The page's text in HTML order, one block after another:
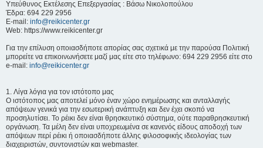
Υπεύθυνος Εκτέλεσης Επεξεργασίας : Βάσω Νικολοπούλου
Έδρα: 694 229 2956
E-mail: info@reikicenter.gr
Web: https://www.reikicenter.gr
Για την επίλυση οποιασδήποτε απορίας σας σχετικά με την παρούσα Πολιτική
μπορείτε να επικοινωνήσετε μαζί μας είτε στο τηλέφωνο: 694 229 2956 είτε στο
e-mail: info@reikicenter.gr
1. Λίγα λόγια για τον ιστότοπο μας
Ο ιστότοπος μας αποτελεί μόνο έναν χώρο ενημέρωσης και ανταλλαγής
απόψεων γενικά για την εσωτερική ανάπτυξη και δεν έχει σκοπό να
προσηλυτίσει. To ρέικι δεν είναι θρησκευτικό σύστημα, ούτε παραθρησκευτική
οργάνωση. Τα μέλη δεν είναι υποχρεωμένα σε κανενός είδους αποδοχή των
απόψεων περί ρέικι ή οποιασδήποτε άλλης φιλοσοφικής ιδεολογίας των
διαχειριστών, συντονιστών και webmaster.